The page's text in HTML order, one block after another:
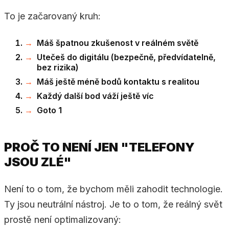
To je začarovaný kruh:
Máš špatnou zkušenost v reálném světě
Utečeš do digitálu (bezpečně, předvídatelně,
bez rizika)
Máš ještě méně bodů kontaktu s realitou
Každý další bod váží ještě víc
Goto 1
PROČ TO NENÍ JEN "TELEFONY
JSOU ZLÉ"
Není to o tom, že bychom měli zahodit technologie.
Ty jsou neutrální nástroj. Je to o tom, že reálný svět
prostě není optimalizovaný: